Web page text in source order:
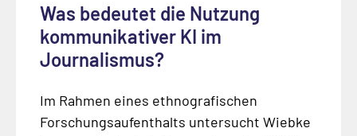
Was bedeutet die Nutzung
kommunikativer KI im
Journalismus?
Im Rahmen eines ethnografischen
Forschungsaufenthalts untersucht Wiebke